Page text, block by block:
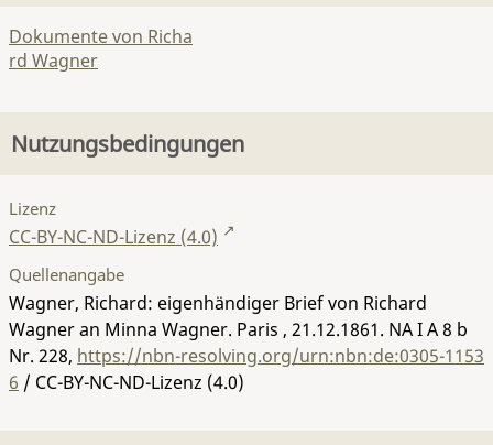
Dokumente von Richa
rd Wagner
Nutzungsbedingungen
Lizenz
CC-BY-NC-ND-Lizenz (4.0)
Quellenangabe
Wagner, Richard: eigenhändiger Brief von Richard
Wagner an Minna Wagner. Paris , 21.12.1861. NA I A 8 b
Nr. 228, https://nbn-resolving.org/urn:nbn:de:0305-1153
6 / CC-BY-NC-ND-Lizenz (4.0)